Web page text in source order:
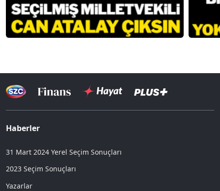
Haberler
31 Mart 2024 Yerel Seçim Sonuçları
2023 Seçim Sonuçları
Yazarlar